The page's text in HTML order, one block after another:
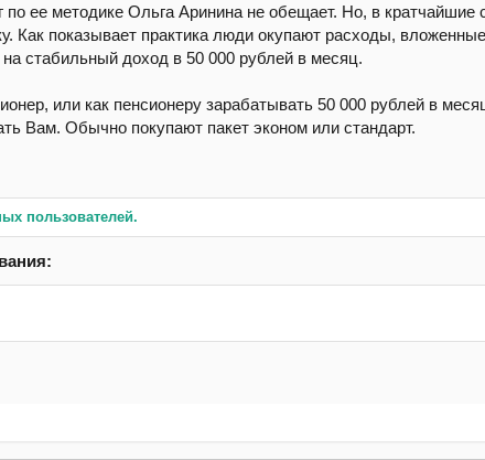
по ее методике Ольга Аринина не обещает. Но, в
Как показывает практика люди окупают расходы,
стабильный доход в 50 000 рублей в месяц.
или как пенсионеру зарабатывать 50 000 рублей в
Вам. Обычно покупают пакет эконом или стандарт.
пользователей.